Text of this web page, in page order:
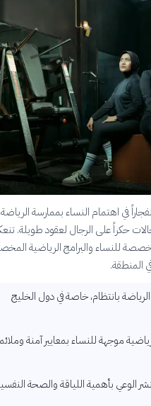
النساء بممارسة الرياضة
على الرجال لعقود طويلة. تنعكس
والبرامج الرياضية المخصصة،
خاصة في دول الخليج
للنساء بمعايير آمنة وملائمة
اللياقة والصحة النفسية